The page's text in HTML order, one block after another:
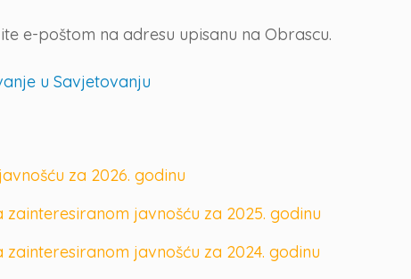
e-poštom na adresu upisanu na Obrascu.
u Savjetovanju
za 2026. godinu
zainteresiranom javnošću za 2025. godinu
javnošću za 2024. godinu